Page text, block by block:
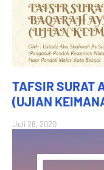
TAFSIR SURAT
(UJIAN
Juli 28, 2020